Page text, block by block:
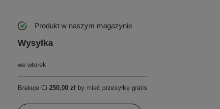
Produkt w naszym magazynie
Wysyłka
we wtorek
Brakuje Ci 250,00 zł by mieć przesyłkę gratis